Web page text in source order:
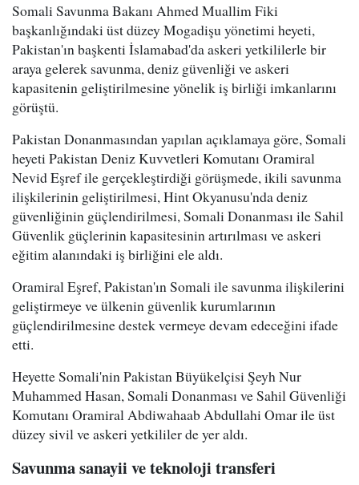
Somali Savunma Bakanı Ahmed Muallim Fiki
başkanlığındaki üst düzey Mogadişu yönetimi heyeti,
Pakistan'ın başkenti İslamabad'da askeri yetkililerle bir
araya gelerek savunma, deniz güvenliği ve askeri
kapasitenin geliştirilmesine yönelik iş birliği imkanlarını
görüştü.
Pakistan Donanmasından yapılan açıklamaya göre, Somali
heyeti Pakistan Deniz Kuvvetleri Komutanı Oramiral
Nevid Eşref ile gerçekleştirdiği görüşmede, ikili savunma
ilişkilerinin geliştirilmesi, Hint Okyanusu'nda deniz
güvenliğinin güçlendirilmesi, Somali Donanması ile Sahil
Güvenlik güçlerinin kapasitesinin artırılması ve askeri
eğitim alanındaki iş birliğini ele aldı.
Oramiral Eşref, Pakistan'ın Somali ile savunma ilişkilerini
geliştirmeye ve ülkenin güvenlik kurumlarının
güçlendirilmesine destek vermeye devam edeceğini ifade
etti.
Heyette Somali'nin Pakistan Büyükelçisi Şeyh Nur
Muhammed Hasan, Somali Donanması ve Sahil Güvenliği
Komutanı Oramiral Abdiwahaab Abdullahi Omar ile üst
düzey sivil ve askeri yetkililer de yer aldı.
Savunma sanayii ve teknoloji transferi